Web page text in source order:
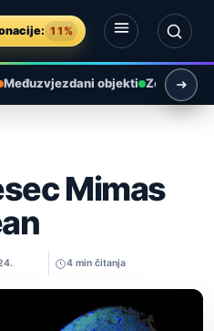
11%
Međuzvjezdani objekti Zemlja i
Mimas
4 min čitanja